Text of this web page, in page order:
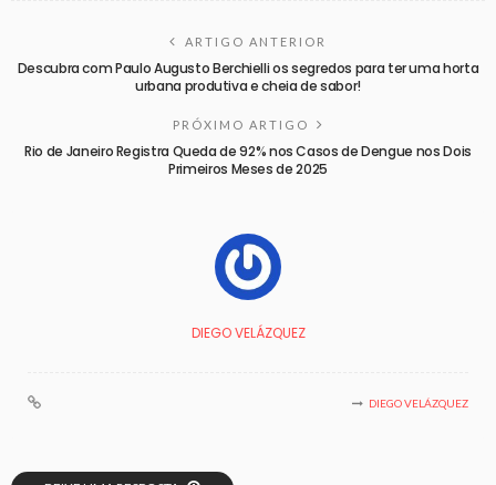
ARTIGO ANTERIOR
Descubra com Paulo Augusto Berchielli os segredos para ter uma horta
urbana produtiva e cheia de sabor!
PRÓXIMO ARTIGO
Rio de Janeiro Registra Queda de 92% nos Casos de Dengue nos Dois
Primeiros Meses de 2025
DIEGO VELÁZQUEZ
DIEGO VELÁZQUEZ